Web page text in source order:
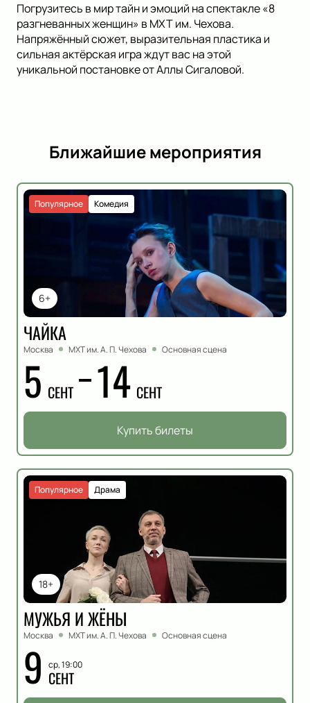
Погрузитесь в мир тайн и эмоций на спектакле «8
разгневанных женщин» в МХТ им. Чехова.
Напряжённый сюжет, выразительная пластика и
сильная актёрская игра ждут вас на этой
уникальной постановке от Аллы Сигаловой.
Ближайшие мероприятия
6+
Комедия
Популярное
ЧАЙКА
Москва МХТ им. А. П. Чехова Основная сцена
5 СЕНТ 14 СЕНТ
Купить билеты
18+
Драма
Популярное
МУЖЬЯ И ЖЁНЫ
Москва МХТ им. А. П. Чехова Основная сцена
9 ср, 19:00
СЕНТ